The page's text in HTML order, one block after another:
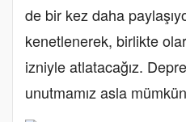
de bir kez daha
kenetlenerek, birlikte
izniyle atlatacağız.
unutmamız asla